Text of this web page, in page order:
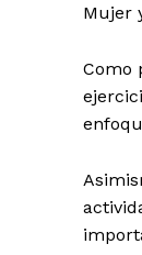
Mujer
Como